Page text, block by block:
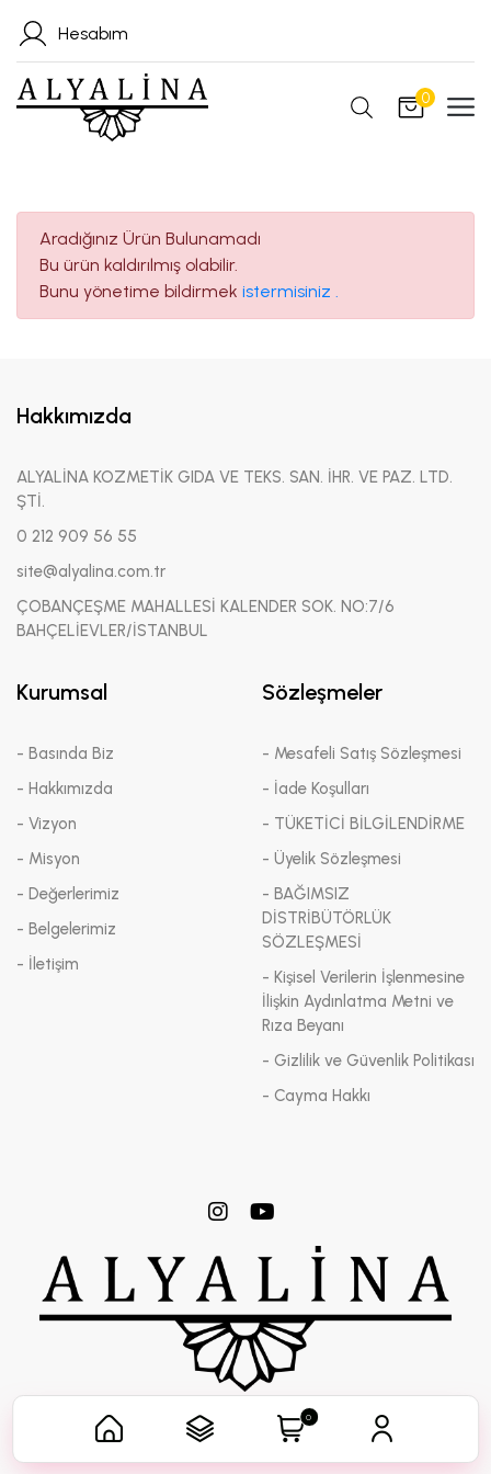
Hesabım
0
Aradığınız Ürün Bulunamadı
Bu ürün kaldırılmış olabilir.
Bunu yönetime bildirmek istermisiniz .
Hakkımızda
ALYALİNA KOZMETİK GIDA VE TEKS. SAN. İHR. VE PAZ. LTD.
ŞTİ.
0 212 909 56 55
site@alyalina.com.tr
ÇOBANÇEŞME MAHALLESİ KALENDER SOK. NO:7/6
BAHÇELİEVLER/İSTANBUL
Kurumsal
- Basında Biz
- Hakkımızda
- Vizyon
- Misyon
- Değerlerimiz
- Belgelerimiz
- İletişim
Sözleşmeler
- Mesafeli Satış Sözleşmesi
- İade Koşulları
- TÜKETİCİ BİLGİLENDİRME
- Üyelik Sözleşmesi
- BAĞIMSIZ
DİSTRİBÜTÖRLÜK
SÖZLEŞMESİ
- Kişisel Verilerin İşlenmesine
İlişkin Aydınlatma Metni ve
Rıza Beyanı
- Gizlilik ve Güvenlik Politikası
- Cayma Hakkı
Her Hakkı ALYALİNA KOZMETİK'e Aittir.
0